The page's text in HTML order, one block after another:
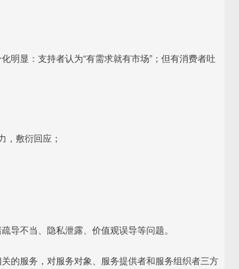
明显：支持者认为“有需求就有市场”；但有消费者吐
，敷衍回应；
导不当、隐私泄露、价值观误导等问题。
的服务，对服务对象、服务提供者和服务组织者三方